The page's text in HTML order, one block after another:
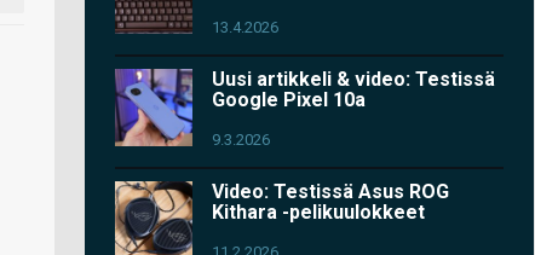
13.4.2026
Uusi artikkeli & video: Testissä
Google Pixel 10a
9.3.2026
Video: Testissä Asus ROG
Kithara -pelikuulokkeet